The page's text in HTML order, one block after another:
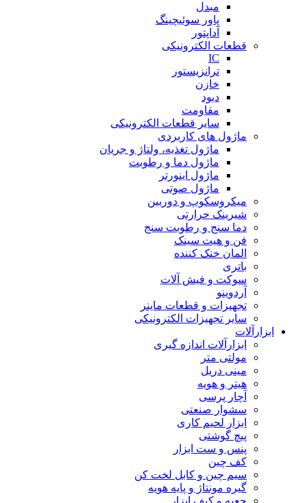
مبدل
پاور سوئیچینگ
آداپتور
قطعات الکترونیکی
IC
ترانزیستور
خازن
دیود
مقاومت
سایر قطعات الکترونیکی
ماژول های کاربردی
ماژول تغذیه، ولتاژ و جریان
ماژول دما و رطوبت
ماژول اینورتر
ماژول صوتی
میکروسکوپ و دوربین
شیرینک حرارتی
دما سنج و رطوبت سنج
فن و هیت سینک
المان خنک کننده
باتری
سوکت و فیش آلات
آردوینو
تجهیزات و قطعات ماینر
سایر تجهیزات الکترونیکی
ابزارآلات
ابزارآلات اندازه گیری
مولتی متر
مینی دریل
هیتر و هویه
آچار پرسی
سشوار صنعتی
ابزار لحیم کاری
پیچ گوشتی
پنس و ست ابزار
کف چین
سیم چین و کابل لخت کن
گیره مونتاژ و پایه هویه
جعبه و کیف ابزار